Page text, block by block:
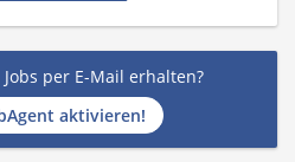
per E-Mail erhalten?
aktivieren!